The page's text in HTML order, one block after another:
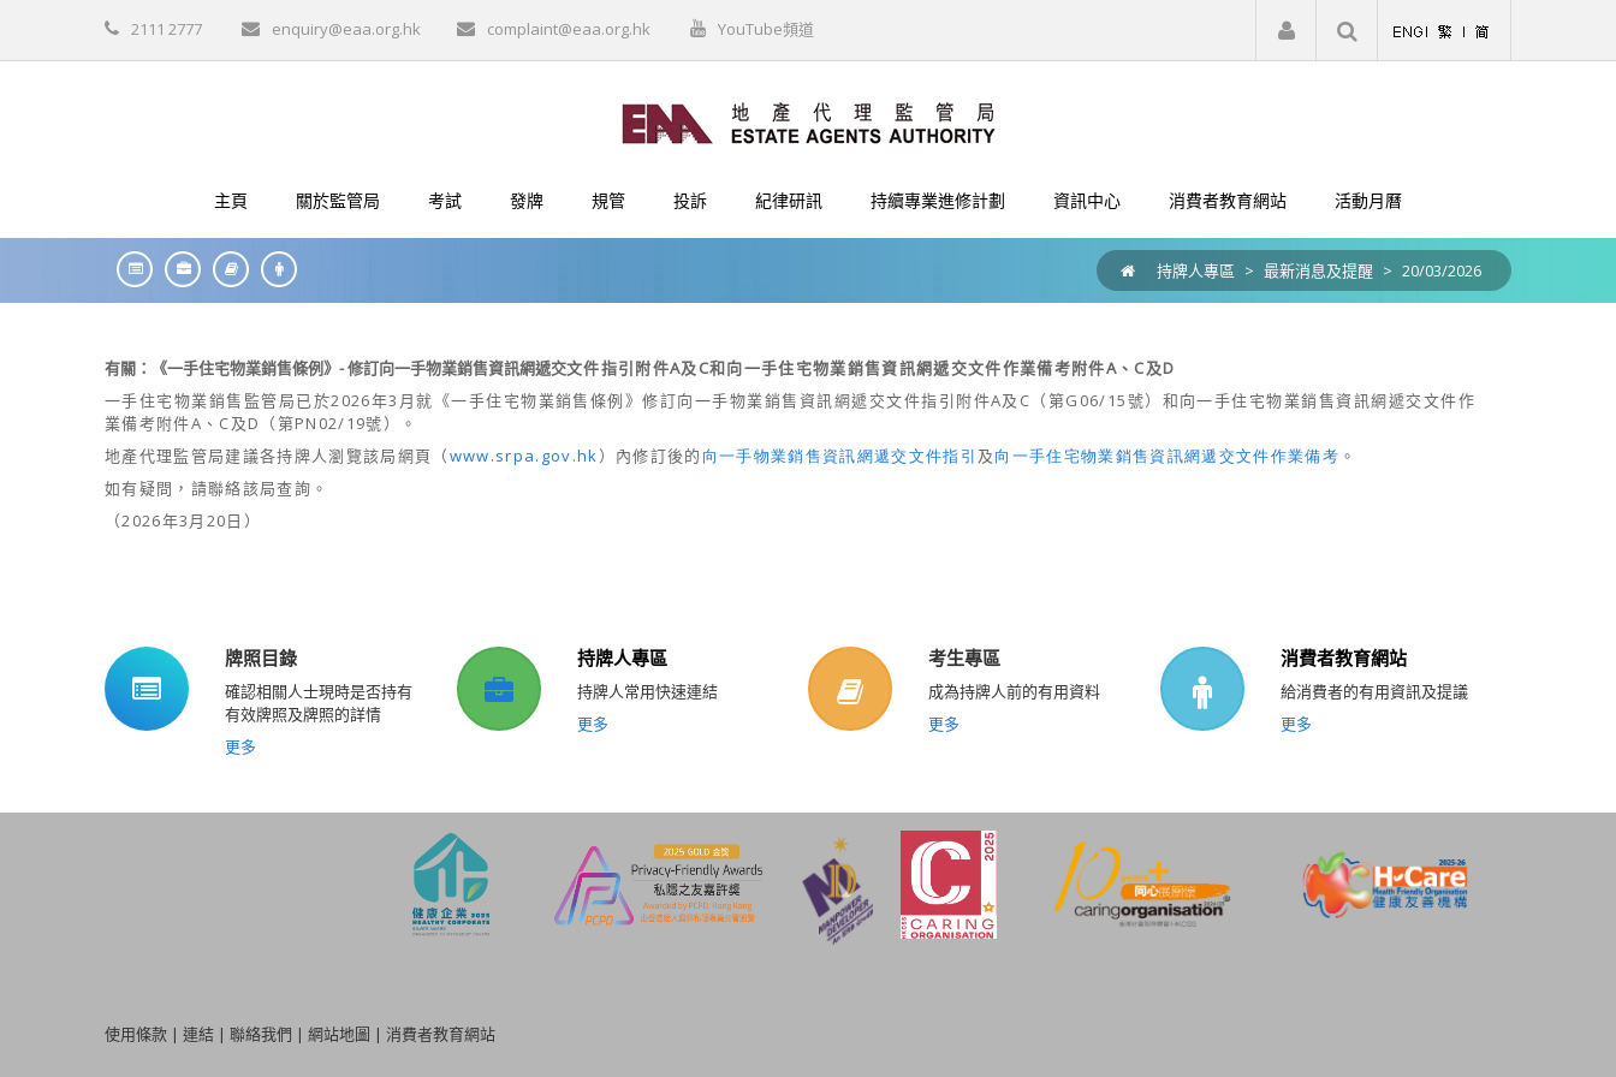
2111 2777 enquiry@eaa.org.hk complaint@eaa.org.hk YouTube頻道 註冊 登入
主頁 關於監管局 考試 發牌 規管 投訴 紀律研訊 持續專業進修計劃 資訊中心 消費者教育網站 活動月曆
持牌人專區 > 最新消息及提醒 > 20/03/2026
有關：《一手住宅物業銷售條例》 -修訂向一手物業銷售資訊網遞交文件指引附件A及C和向一手住宅物業銷售資訊網遞交文件作業備考附件A 、 C及D
一手住宅物業銷售監管局已於2026年3 月就《一手住宅物業銷售條例》修訂向一手物業銷售資訊網遞交文件指引附件A及 C （第G06/15號）和向一手住宅物業銷售資訊網遞交文件作
業備考附件A 、 C及D （第PN02/19號）。
地產代理監管局建議各持牌人瀏覽該局網頁（www.srpa.gov.hk） 內修訂後的 向一手物業銷售資訊網遞交文件指引 及向一手住宅物業銷售資訊網遞交文件作業備考 。
如有疑問 ， 請聯絡該局查詢 。
（2026年3月 20日）
牌照目錄
確認相關人士現時是否持有
有效牌照及牌照的詳情
更多
持牌人專區
持牌人常用快速連結
更多
考生專區
成為持牌人前的有用資料
更多
消費者教育網站
給消費者的有用資訊及提議
更多
使用條款 | 連結 | 聯絡我們 | 網站地圖 | 消費者教育網站